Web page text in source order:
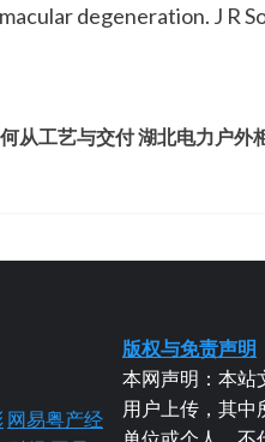
degeneration. J R
从工艺与交付湖北电力户外
网易粤产经
版权与免责声明
本网声明：本站
用户上传，其